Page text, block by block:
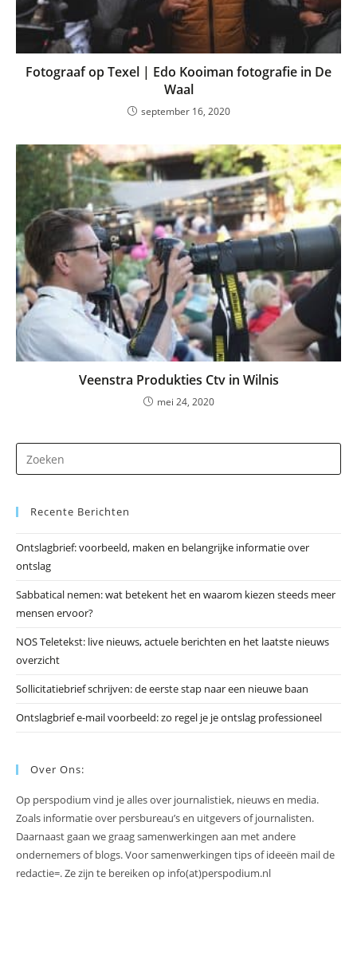
Fotograaf op Texel | Edo Kooiman fotografie in De
Waal
september 16, 2020
Veenstra Produkties Ctv in Wilnis
mei 24, 2020
op
Recente Berichten
Ontslagbrief: voorbeeld, maken en belangrijke informatie over
ontslag
Sabbatical nemen: wat betekent het en waarom kiezen steeds meer
mensen ervoor?
NOS Teletekst: live nieuws, actuele berichten en het laatste nieuws
overzicht
Sollicitatiebrief schrijven: de eerste stap naar een nieuwe baan
Ontslagbrief e-mail voorbeeld: zo regel je je ontslag professioneel
Over Ons:
Op perspodium vind je alles over journalistiek, nieuws en media.
Zoals informatie over persbureau’s en uitgevers of journalisten.
Daarnaast gaan we graag samenwerkingen aan met andere
ondernemers of blogs. Voor samenwerkingen tips of ideeën mail de
redactie=. Ze zijn te bereiken op info(at)perspodium.nl